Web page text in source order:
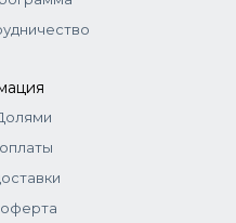
слой крем-парафина
(ноги) одноразовые